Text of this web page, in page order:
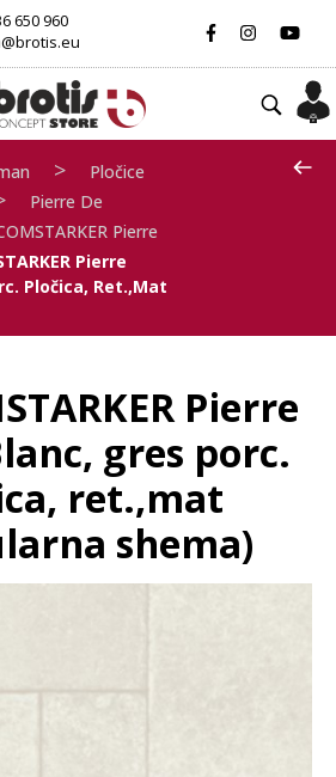
650 960
> Pločice
Pierre De
Pierre
Pierre
Pločica, Ret.,mat
Pierre
gres porc.
ret.,mat
shema)